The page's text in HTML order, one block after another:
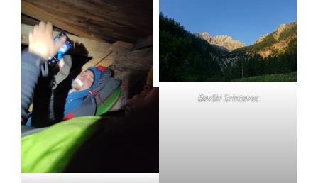
Bavški Grintavec